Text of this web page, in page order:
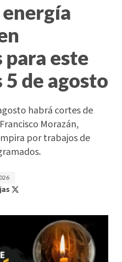
para este
de agosto
habrá cortes de
Morazán,
por trabajos de